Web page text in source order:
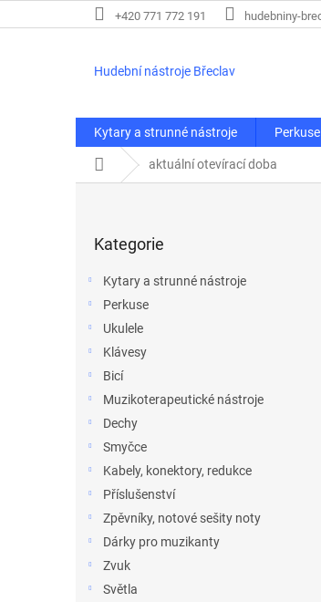
na
+420 771 772 191 hudebniny-
Hudební nástroje Břeclav
Kytary a strunné nástroje Perkuse
Domů aktuální otevírací doba
kategorie
Kategorie
Kytary a strunné nástroje
Perkuse
Ukulele
Klávesy
Bicí
Muzikoterapeutické nástroje
Dechy
Smyčce
Kabely, konektory, redukce
Příslušenství
Zpěvníky, notové sešity noty
Dárky pro muzikanty
Zvuk
Světla